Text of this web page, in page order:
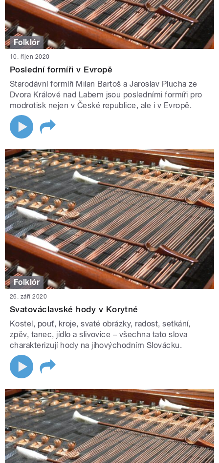
Folklór
10. říjen 2020
Poslední formíři v Evropě
Starodávní formíři Milan Bartoš a Jaroslav Plucha ze
Dvora Králové nad Labem jsou posledními formíři pro
modrotisk nejen v České republice, ale i v Evropě.
Folklór
26. září 2020
Svatováclavské hody v Korytné
Kostel, pouť, kroje, svaté obrázky, radost, setkání,
zpěv, tanec, jídlo a slivovice – všechna tato slova
charakterizují hody na jihovýchodním Slovácku.